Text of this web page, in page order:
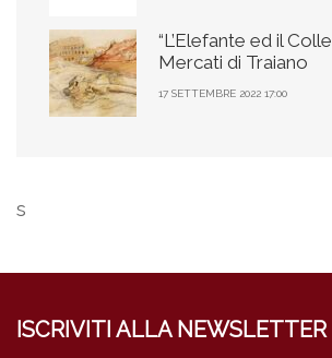
“L’Elefante ed il
Mercati di Traiano
17 SETTEMBRE 2022 17:00
s
ISCRIVITI ALLA NEWSLETTER